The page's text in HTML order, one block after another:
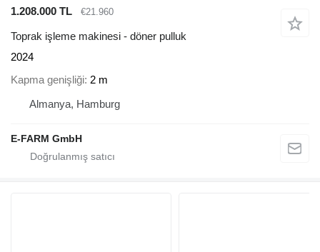
1.208.000 TL
€21.960
Toprak işleme makinesi - döner pulluk
2024
Kapma genişliği 2 m
Almanya, Hamburg
E-FARM GmbH